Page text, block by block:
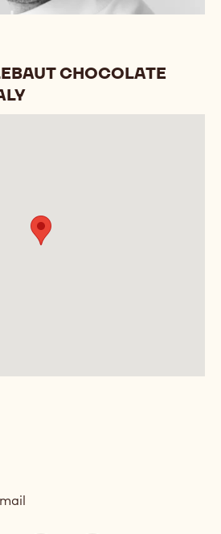
CHOCOLATE